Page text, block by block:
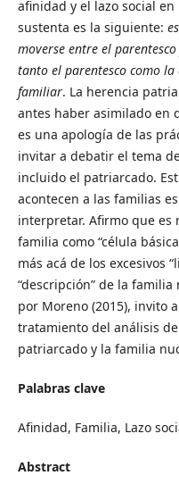
afinidad y el lazo social
sustenta es la siguiente:
moverse entre el
tanto el parentesco como
familiar. La herencia
antes haber asimilado en
es una apología de las
invitar a debatir el tema
incluido el patriarcado.
acontecen a las familias
interpretar. Afirmo que es
familia como “célula
más acá de los excesivos
“descripción” de la
por Moreno (2015), invito
tratamiento del análisis
patriarcado y la familia
Palabras clave
Afinidad, Familia, Lazo
Abstract